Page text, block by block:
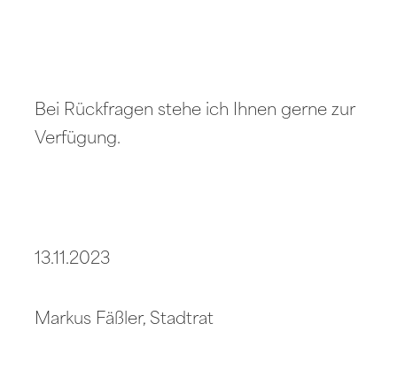
Bei Rückfragen stehe ich Ihnen gerne zur
Verfügung.
13.11.2023
Markus Fäßler, Stadtrat